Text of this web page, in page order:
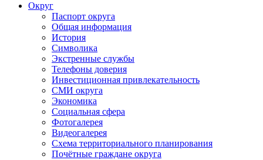
Округ
Паспорт округа
Общая информация
История
Символика
Экстренные службы
Телефоны доверия
Инвестиционная привлекательность
СМИ округа
Экономика
Социальная сфера
Фотогалерея
Видеогалерея
Схема территориального планирования
Почётные граждане округа